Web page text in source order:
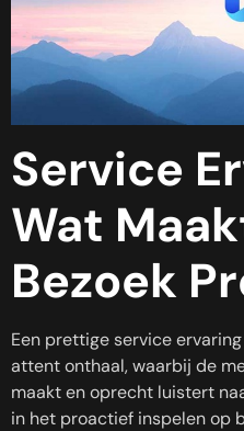
Service
Wat
Bezoek
Een prettige service
attent onthaal, waarbij de
maakt en oprecht luistert
in het proactief inspelen op